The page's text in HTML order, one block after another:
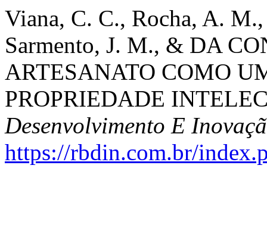
Viana, C. C., Rocha, A.
Sarmento, J. M., & DA
ARTESANATO COMO
PROPRIEDADE
Desenvolvimento E
https://rbdin.com.br/